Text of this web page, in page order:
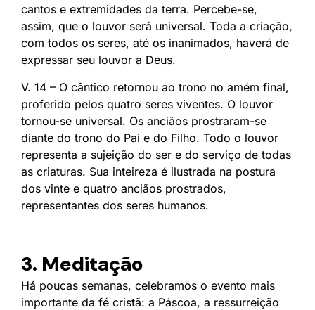
cantos e extremidades da terra. Percebe-se,
assim, que o louvor será universal. Toda a criação,
com todos os seres, até os inanimados, haverá de
expressar seu louvor a Deus.
V. 14 – O cântico retornou ao trono no amém final,
proferido pelos quatro seres viventes. O louvor
tornou-se universal. Os anciãos prostraram-se
diante do trono do Pai e do Filho. Todo o louvor
representa a sujeição do ser e do serviço de todas
as criaturas. Sua inteireza é ilustrada na postura
dos vinte e quatro anciãos prostrados,
representantes dos seres humanos.
3. Meditação
Há poucas semanas, celebramos o evento mais
importante da fé cristã: a Páscoa, a ressurreição